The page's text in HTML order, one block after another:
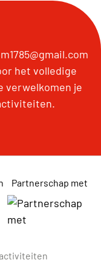
het volledige
verwelkomen je
Partnerschap met